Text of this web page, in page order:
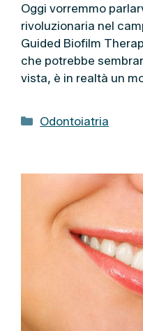
Oggi vorremmo
rivoluzionaria nel
Guided Biofilm
che potrebbe
vista, è in realtà un
C
e
Odontoiatria